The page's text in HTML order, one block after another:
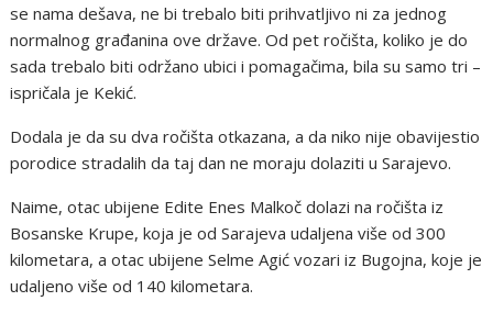
se nama dešava, ne bi trebalo biti prihvatljivo ni za jednog
normalnog građanina ove države. Od pet ročišta, koliko je do
sada trebalo biti održano ubici i pomagačima, bila su samo tri –
ispričala je Kekić.
Dodala je da su dva ročišta otkazana, a da niko nije obavijestio
porodice stradalih da taj dan ne moraju dolaziti u Sarajevo.
Naime, otac ubijene Edite Enes Malkoč dolazi na ročišta iz
Bosanske Krupe, koja je od Sarajeva udaljena više od 300
kilometara, a otac ubijene Selme Agić vozari iz Bugojna, koje je
udaljeno više od 140 kilometara.